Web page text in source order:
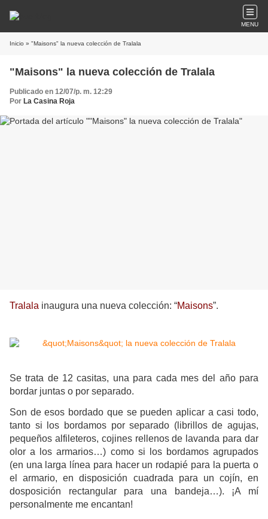
MENU
Inicio » "Maisons" la nueva colección de Tralala
"Maisons" la nueva colección de Tralala
Publicado en 12/07/p. m. 12:29
Por La Casina Roja
Tralala inaugura una nueva colección: “Maisons”.
Se trata de 12 casitas, una para cada mes del año para
bordar juntas o por separado.
Son de esos bordado que se pueden aplicar a casi todo,
tanto si los bordamos por separado (librillos de agujas,
pequeños alfileteros, cojines rellenos de lavanda para dar
olor a los armarios…) como si los bordamos agrupados
(en una larga línea para hacer un rodapié para la puerta o
el armario, en disposición cuadrada para un cojín, en
dosposición rectangular para una bandeja…). ¡A mí
personalmente me encantan!